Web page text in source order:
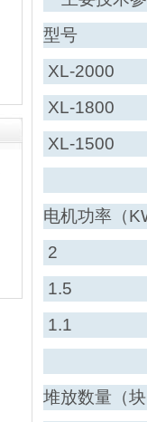
型号
XL-2000
XL-1800
XL-1500
电机功率（
2
1.5
1.1
堆放数量（